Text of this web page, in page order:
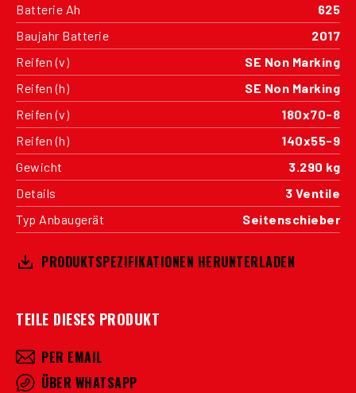
Batterie Ah
625
Baujahr Batterie
2017
Reifen (v)
SE Non Marking
Reifen (h)
SE Non Marking
Reifen (v)
180x70-8
Reifen (h)
140x55-9
Gewicht
3.290 kg
Details
3 Ventile
Typ Anbaugerät
Seitenschieber
PRODUKTSPEZIFIKATIONEN HERUNTERLADEN
TEILE DIESES PRODUKT
PER EMAIL
ÜBER WHATSAPP